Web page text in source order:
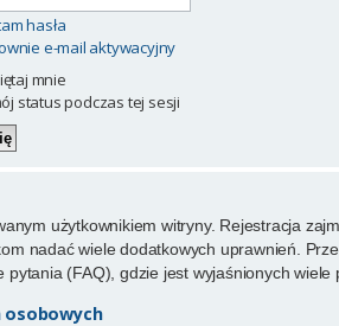
hasła
e-mail aktywacyjny
mnie
status podczas tej sesji
użytkownikiem witryny. Rejestracja
nadać wiele dodatkowych uprawnień.
(FAQ), gdzie jest wyjaśnionych
osobowych